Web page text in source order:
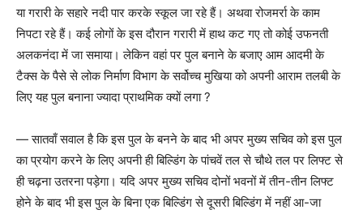
या गरारी के सहारे नदी पार करके स्कूल जा रहे हैं। अथवा रोजमर्रा के काम
निपटा रहे हैं। कई लोगों के इस दौरान गरारी में हाथ कट गए तो कोई उफनती
अलकनंदा में जा समाया। लेकिन वहां पर पुल बनाने के बजाए आम आदमी के
टैक्स के पैसे से लोक निर्माण विभाग के सर्वोच्च मुखिया को अपनी आराम तलबी के
लिए यह पुल बनाना ज्यादा प्राथमिक क्यों लगा ?
— सातवाँ सवाल है कि इस पुल के बनने के बाद भी अपर मुख्य सचिव को इस पुल
का प्रयोग करने के लिए अपनी ही बिल्डिंग के पांचवें तल से चौथे तल पर लिफ्ट से
ही चढ़ना उतरना पड़ेगा। यदि अपर मुख्य सचिव दोनों भवनों में तीन-तीन लिफ्ट
होने के बाद भी इस पुल के बिना एक बिल्डिंग से दूसरी बिल्डिंग में नहीं आ-जा